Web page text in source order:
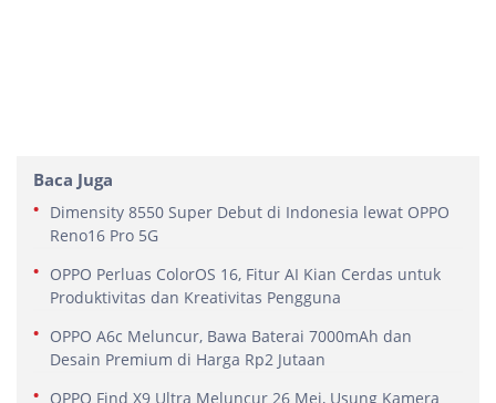
Baca Juga
Dimensity 8550 Super Debut di Indonesia lewat OPPO
Reno16 Pro 5G
OPPO Perluas ColorOS 16, Fitur AI Kian Cerdas untuk
Produktivitas dan Kreativitas Pengguna
OPPO A6c Meluncur, Bawa Baterai 7000mAh dan
Desain Premium di Harga Rp2 Jutaan
OPPO Find X9 Ultra Meluncur 26 Mei, Usung Kamera